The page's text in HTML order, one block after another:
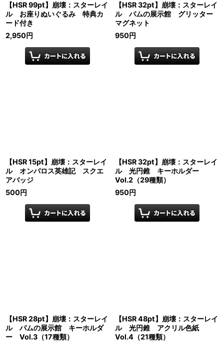
【HSR 99pt】崩壊：スターレイ
ル お座りぬいぐるみ 特典カ
ード付き
2,950円
【HSR 32pt】崩壊：スターレイ
ル パムの展示館 グリッター
マグネット
950円
【HSR 15pt】崩壊：スターレイ
ル オンパロス英雄記 スクエ
アバッジ
500円
【HSR 32pt】崩壊：スターレイ
ル 光円錐 キーホルダー
Vol.2（29種類）
950円
【HSR 28pt】崩壊：スターレイ
ル パムの展示館 キーホルダ
ー Vol.3（17種類）
【HSR 48pt】崩壊：スターレイ
ル 光円錐 アクリル色紙
Vol.4（21種類）